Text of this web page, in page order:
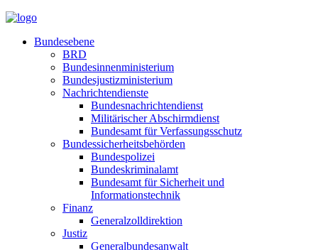
Bundesebene
BRD
Bundesinnenministerium
Bundesjustizministerium
Nachrichtendienste
Bundesnachrichtendienst
Militärischer Abschirmdienst
Bundesamt für Verfassungsschutz
Bundessicherheitsbehörden
Bundespolizei
Bundeskriminalamt
Bundesamt für Sicherheit und
Informationstechnik
Finanz
Generalzolldirektion
Justiz
Generalbundesanwalt